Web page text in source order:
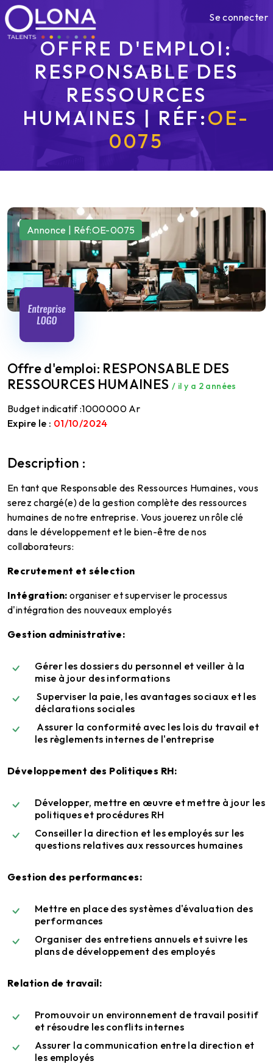
Se connecter
OFFRE D'EMPLOI:
RESPONSABLE DES
RESSOURCES
HUMAINES | RÉF:OE-
0075
Annonce | Réf:OE-0075
Offre d'emploi: RESPONSABLE DES
RESSOURCES HUMAINES / il y a 2 années
Budget indicatif :1000000 Ar
Expire le : 01/10/2024
Description :
En tant que Responsable des Ressources Humaines, vous
serez chargé(e) de la gestion complète des ressources
humaines de notre entreprise. Vous jouerez un rôle clé
dans le développement et le bien-être de nos
collaborateurs:
Recrutement et sélection
Intégration: organiser et superviser le processus
d'intégration des nouveaux employés
Gestion administrative:
Gérer les dossiers du personnel et veiller à la
mise à jour des informations
Superviser la paie, les avantages sociaux et les
déclarations sociales
Assurer la conformité avec les lois du travail et
les règlements internes de l'entreprise
Développement des Politiques RH:
Développer, mettre en œuvre et mettre à jour les
politiques et procédures RH
Conseiller la direction et les employés sur les
questions relatives aux ressources humaines
Gestion des performances:
Mettre en place des systèmes d'évaluation des
performances
Organiser des entretiens annuels et suivre les
plans de développement des employés
Relation de travail:
Promouvoir un environnement de travail positif
et résoudre les conflits internes
Assurer la communication entre la direction et
les employés